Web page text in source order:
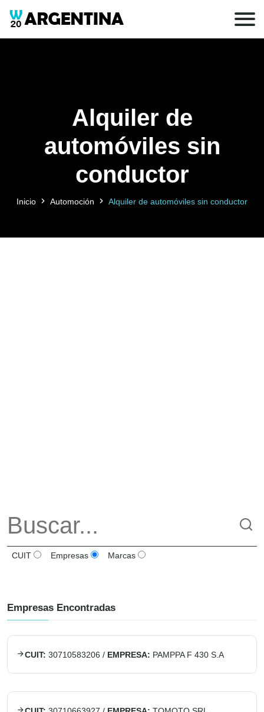
Alquiler de
automóviles sin
conductor
Inicio Automoción Alquiler de automóviles sin conductor
CUIT Empresas Marcas
Empresas Encontradas
CUIT: 30710583206 / EMPRESA: PAMPPA F 430 S.A